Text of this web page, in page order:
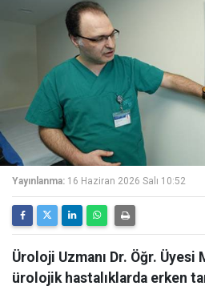
Yayınlanma: 16 Haziran 2026 Salı 10:52
Üroloji Uzmanı Dr. Öğr.
ürolojik hastalıklarda erken